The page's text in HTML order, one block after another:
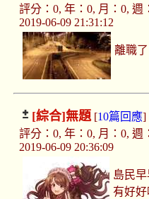
評分：0, 年：0, 月：0, 週
2019-06-09 21:31:12
離職
[綜合]無題[10篇回應]
評分：0, 年：0, 月：0, 週
2019-06-09 20:36:09
島民
有好